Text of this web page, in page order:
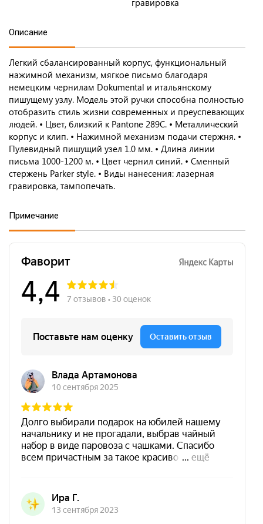
гравировка
Описание
Легкий сбалансированный корпус, функциональный
нажимной механизм, мягкое письмо благодаря
немецким чернилам Dokumental и итальянскому
пишущему узлу. Модель этой ручки способна полностью
отобразить стиль жизни современных и преуспевающих
людей. • Цвет, близкий к Pantone 289C. • Металлический
корпус и клип. • Нажимной механизм подачи стержня. •
Пулевидный пишущий узел 1.0 мм. • Длина линии
письма 1000-1200 м. • Цвет чернил синий. • Сменный
стержень Parker style. • Виды нанесения: лазерная
гравировка, тампопечать.
Примечание